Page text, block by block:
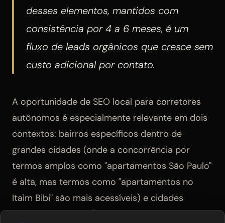
desses elementos, mantidos com
consistência por 4 a 6 meses, é um
fluxo de leads orgânicos que cresce sem
custo adicional por contato.
A oportunidade de SEO local para corretores
autônomos é especialmente relevante em dois
contextos: bairros específicos dentro de
grandes cidades (onde a concorrência por
termos amplos como "apartamentos São Paulo"
é alta, mas termos como "apartamentos no
Itaim Bibi" são mais acessíveis) e cidades